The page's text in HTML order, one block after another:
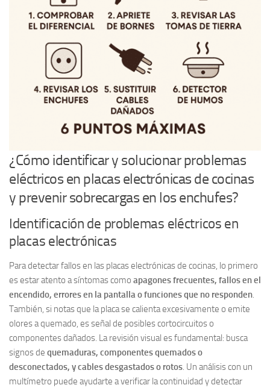
¿Cómo identificar y solucionar problemas
eléctricos en placas electrónicas de cocinas
y prevenir sobrecargas en los enchufes?
Identificación de problemas eléctricos en
placas electrónicas
Para detectar fallos en las placas electrónicas de cocinas, lo primero
es estar atento a síntomas como apagones frecuentes, fallos en el
encendido, errores en la pantalla o funciones que no responden.
También, si notas que la placa se calienta excesivamente o emite
olores a quemado, es señal de posibles cortocircuitos o
componentes dañados. La revisión visual es fundamental: busca
signos de quemaduras, componentes quemados o
desconectados, y cables desgastados o rotos. Un análisis con un
multímetro puede ayudarte a verificar la continuidad y detectar